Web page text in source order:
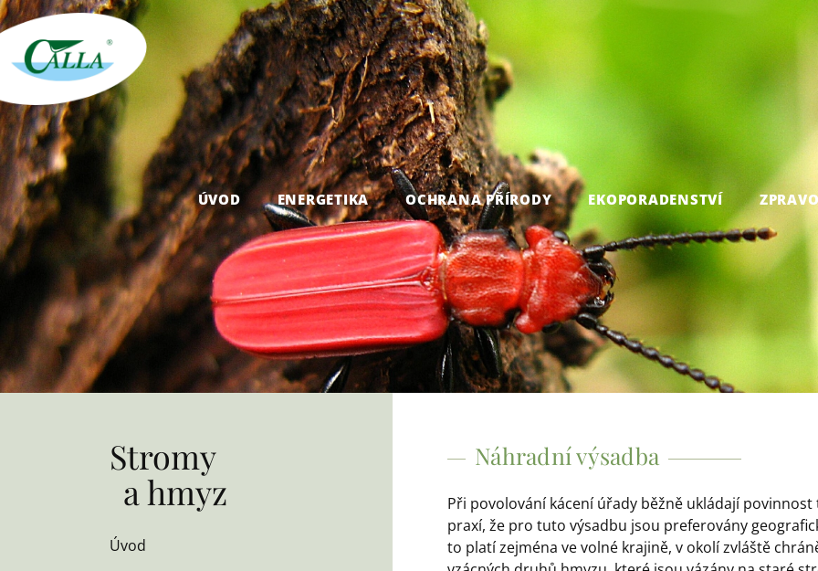
ÚVOD ENERGETIKA OCHRANA PŘÍRODY EKOPORADENSTVÍ
Stromy
a hmyz
Úvod
Náhradní výsadba
Při povolování kácení úřady běžně ukládají
praxí, že pro tuto výsadbu jsou preferovány
to platí zejména ve volné krajině, v okolí zvláště